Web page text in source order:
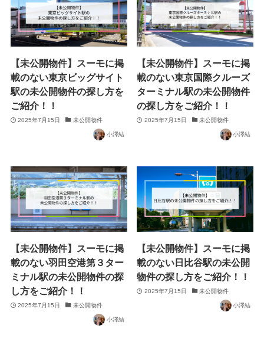
【未公開物件】スーモに掲
載のない東京ビッグサイト
駅の未公開物件の探し方を
ご紹介！！
2025年7月15日 未公開物件
小澤結
【未公開物件】スーモに掲
載のない東京国際クルーズ
ターミナル駅の未公開物件
の探し方をご紹介！！
2025年7月15日 未公開物件
小澤結
【未公開物件】スーモに掲
載のない羽田空港第３ター
ミナル駅の未公開物件の探
し方をご紹介！！
2025年7月15日 未公開物件
小澤結
【未公開物件】スーモに掲
載のない日比谷駅の未公開
物件の探し方をご紹介！！
2025年7月15日 未公開物件
小澤結